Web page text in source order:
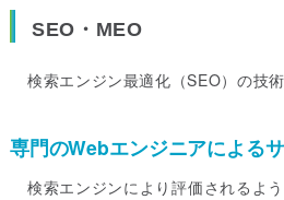
SEO・MEO
検索エンジン最適化（SEO）の技術
専門のWebエンジニアによる
検索エンジンにより評価されるよ